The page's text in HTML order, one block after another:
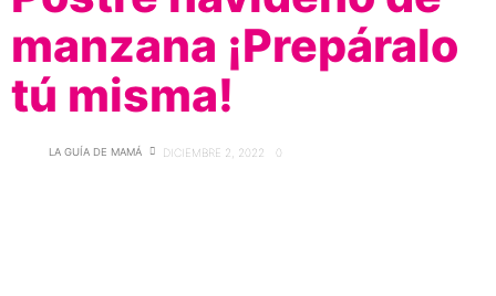
manzana ¡Prepáralo
tú misma!
LA GUÍA DE MAMÁ DICIEMBRE 2, 2022 0